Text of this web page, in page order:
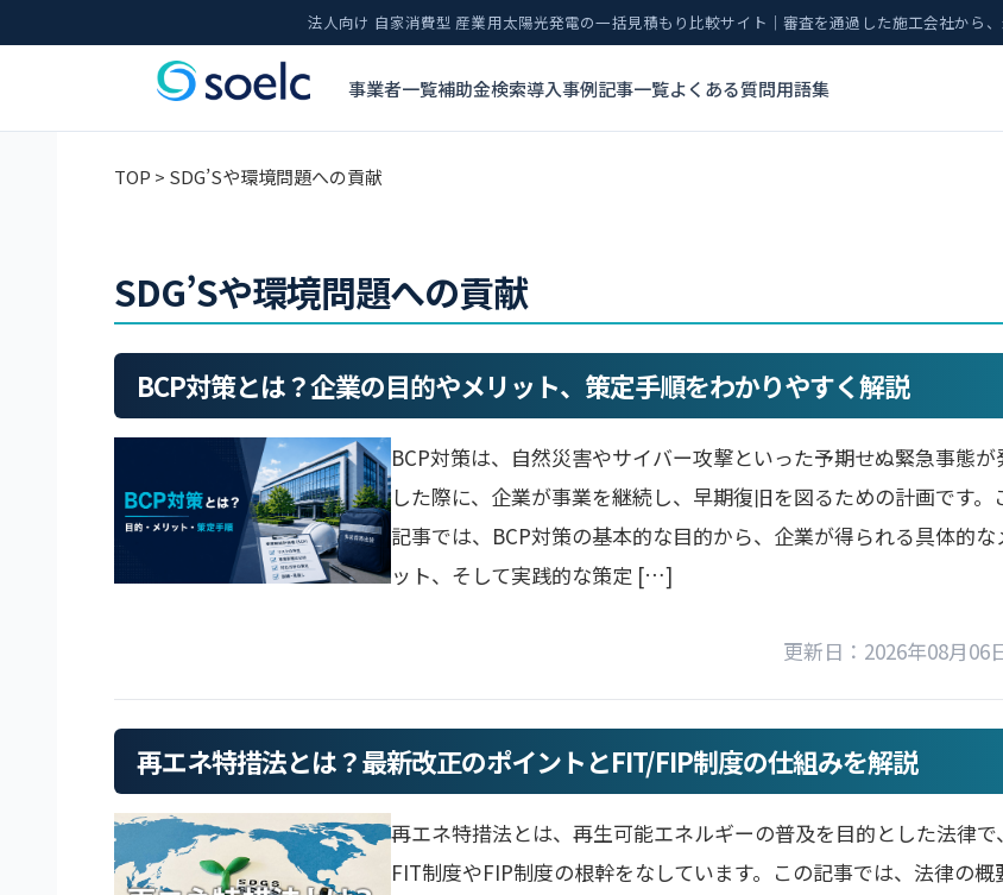
法人向け 自家消費型 産業用太陽光発電の一括見積もり比較サイト｜審査を通過した施工会社から
事業者一覧補助金検索導入事例記事一覧よくある質問用語集
TOP > SDG’Sや環境問題への貢献
SDG’Sや環境問題への貢献
BCP対策とは？企業の目的やメリット、策定手順をわかりやすく解説
BCP対策は、自然災害やサイバー攻撃といった予期せぬ緊急事態が
した際に、企業が事業を継続し、早期復旧を図るための計画です。
記事では、BCP対策の基本的な目的から、企業が得られる具体的な
ット、そして実践的な策定 […]
更新日：2026年08月06
再エネ特措法とは？最新改正のポイントとFIT/FIP制度の仕組みを解説
再エネ特措法とは、再生可能エネルギーの普及を目的とした法律で、
FIT制度やFIP制度の根幹をなしています。この記事では、法律の概